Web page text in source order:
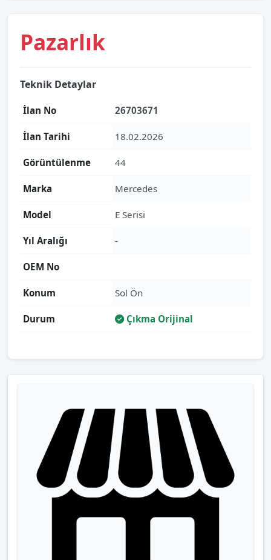
Pazarlık
Teknik Detaylar
İlan No 26703671
İlan Tarihi 18.02.2026
Görüntülenme 44
Marka Mercedes
Model E Serisi
Yıl Aralığı -
OEM No
Konum Sol Ön
Durum Çıkma Orijinal